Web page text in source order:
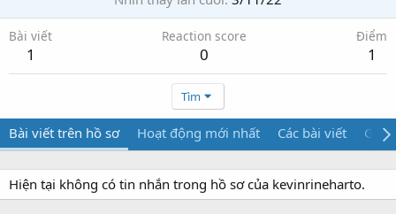
Bài viết
1
Reaction score
0
Điểm
1
Tìm
Bài viết trên hồ sơ Hoạt động mới nhất Các bài viết Giới
Hiện tại không có tin nhắn trong hồ sơ của kevinrineharto.